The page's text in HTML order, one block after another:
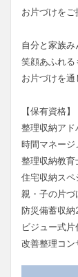
お片づけをご
自分と家族み
笑顔あふれる
お片づけを通
【保有資格】
整理収納アド
時間マネージ
整理収納教育
住宅収納スペ
親・子の片
防災備蓄収
ビジュー式
改善整理コン